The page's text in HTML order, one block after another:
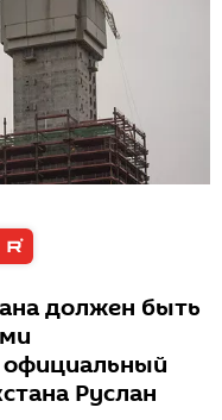
должен быть
Руслан